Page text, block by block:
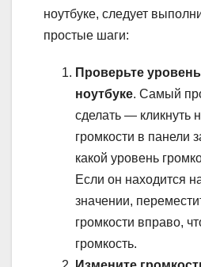
ноутбуке, следует
простые шаги:
Проверьте
ноутбуке. Самый
сделать — кликнуть
громкости в панели
какой уровень
Если он находится
значении,
громкости вправо,
громкость.